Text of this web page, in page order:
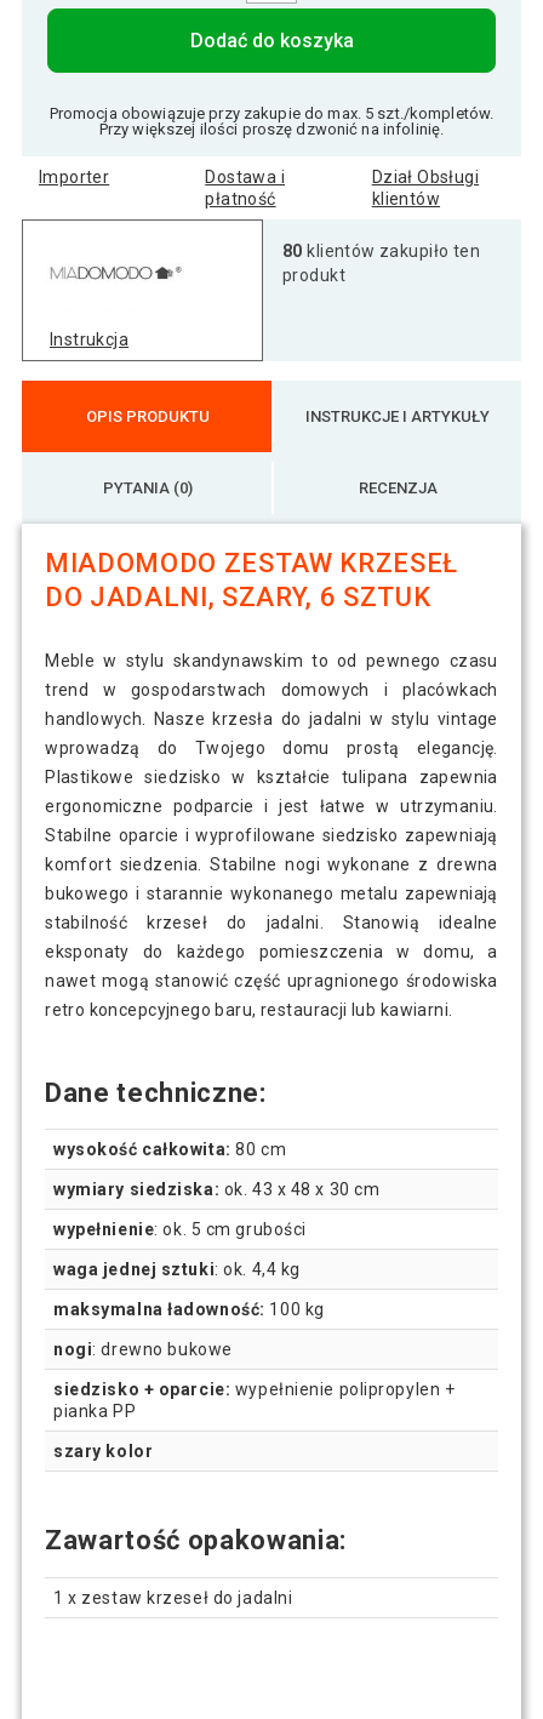
Dodać do koszyka
Promocja obowiązuje przy zakupie do max. 5 szt./kompletów.
Przy większej ilości proszę dzwonić na infolinię.
Importer
Dostawa i
płatność
Dział Obsługi
klientów
Instrukcja
80 klientów zakupiło ten
produkt
OPIS PRODUKTU INSTRUKCJE I ARTYKUŁY
PYTANIA (0) RECENZJA
MIADOMODO ZESTAW KRZESEŁ
DO JADALNI, SZARY, 6 SZTUK
Meble w stylu skandynawskim to od pewnego czasu
trend w gospodarstwach domowych i placówkach
handlowych. Nasze krzesła do jadalni w stylu vintage
wprowadzą do Twojego domu prostą elegancję.
Plastikowe siedzisko w kształcie tulipana zapewnia
ergonomiczne podparcie i jest łatwe w utrzymaniu.
Stabilne oparcie i wyprofilowane siedzisko zapewniają
komfort siedzenia. Stabilne nogi wykonane z drewna
bukowego i starannie wykonanego metalu zapewniają
stabilność krzeseł do jadalni. Stanowią idealne
eksponaty do każdego pomieszczenia w domu, a
nawet mogą stanowić część upragnionego środowiska
retro koncepcyjnego baru, restauracji lub kawiarni.
Dane techniczne:
wysokość całkowita: 80 cm
wymiary siedziska: ok. 43 x 48 x 30 cm
wypełnienie: ok. 5 cm grubości
waga jednej sztuki: ok. 4,4 kg
maksymalna ładowność: 100 kg
nogi: drewno bukowe
siedzisko + oparcie: wypełnienie polipropylen +
pianka PP
szary kolor
Zawartość opakowania:
1 x zestaw krzeseł do jadalni